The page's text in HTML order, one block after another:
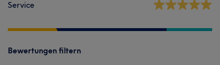
Service
Bewertungen filtern